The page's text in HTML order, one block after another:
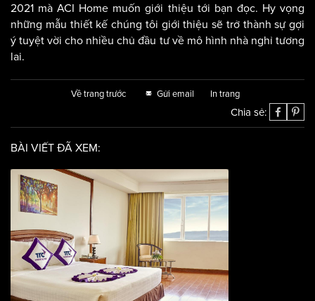
2021 mà ACI Home muốn giới thiệu tới bạn đọc. Hy vọng
những mẫu thiết kế chúng tôi giới thiệu sẽ trở thành sự gợi
ý tuyệt vời cho nhiều chủ đầu tư về mô hình nhà nghỉ tương
lai.
Về trang trước Gửi email In trang
Chia sẻ:
BÀI VIẾT ĐÃ XEM: